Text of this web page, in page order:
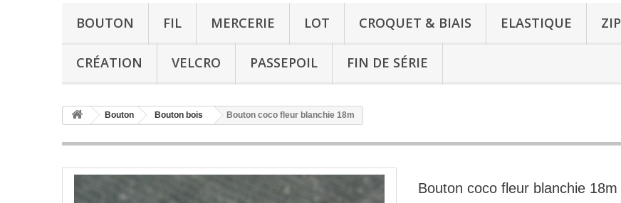
BOUTON FIL MERCERIE LOT CROQUET & BIAIS ELASTIQUE ZIP
CRÉATION VELCRO PASSEPOIL FIN DE SÉRIE
Bouton Bouton bois Bouton coco fleur blanchie 18m
Bouton coco fleur blanchie 18m